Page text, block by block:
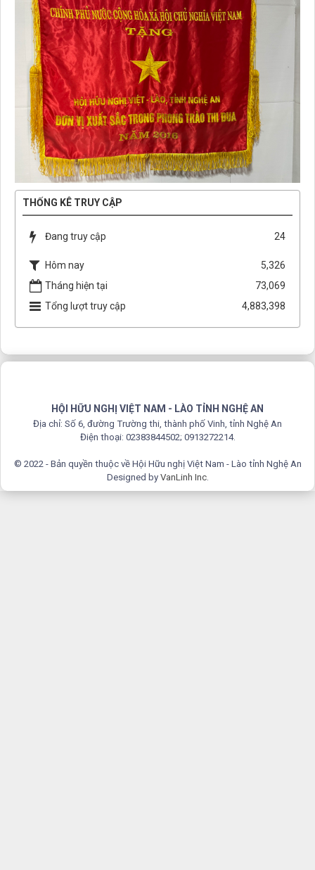
THỐNG KÊ TRUY CẬP
Đang truy cập 24
Hôm nay
5,326
Tháng hiện tại
73,069
Tổng lượt truy cập
4,883,398
HỘI HỮU NGHỊ VIỆT NAM - LÀO TỈNH NGHỆ AN
Địa chỉ: Số 6, đường Trường thi, thành phố Vinh, tỉnh Nghệ An
Điện thoại: 02383844502; 0913272214.
© 2022 - Bản quyền thuộc về Hội Hữu nghị Việt Nam - Lào tỉnh Nghệ An
Designed by VanLinh Inc.